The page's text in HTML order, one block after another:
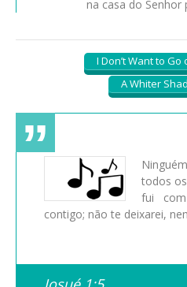
na casa do Senhor
I Don’t Want to
A Whiter
todos
fui
contigo; não te deixarei,